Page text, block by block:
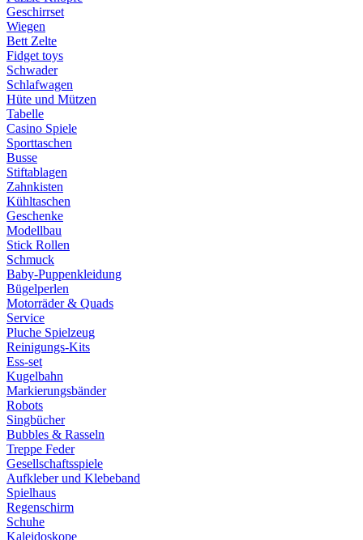
Geschirrset
Wiegen
Bett Zelte
Fidget toys
Schwader
Schlafwagen
Hüte und Mützen
Tabelle
Casino Spiele
Sporttaschen
Busse
Stiftablagen
Zahnkisten
Kühltaschen
Geschenke
Modellbau
Stick Rollen
Schmuck
Baby-Puppenkleidung
Bügelperlen
Motorräder & Quads
Service
Pluche Spielzeug
Reinigungs-Kits
Ess-set
Kugelbahn
Markierungsbänder
Robots
Singbücher
Bubbles & Rasseln
Treppe Feder
Gesellschaftsspiele
Aufkleber und Klebeband
Spielhaus
Regenschirm
Schuhe
Kaleidoskope